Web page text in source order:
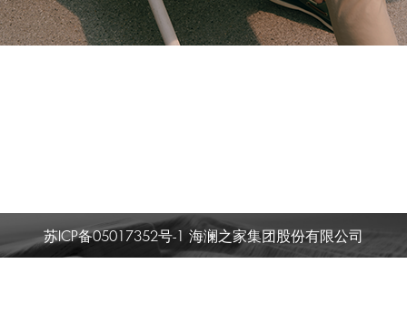
苏ICP备05017352号-1 海澜之家集团股份有限公司